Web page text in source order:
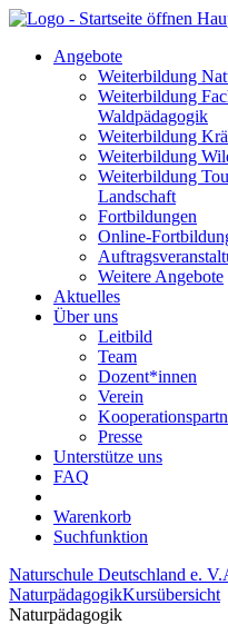
Angebote
Weiterbildung
Weiterbildung
Waldpädagogik
Weiterbildung
Weiterbildung
Weiterbildung
Landschaft
Fortbildungen
Online-
Weitere Angebote
Aktuelles
Über uns
Leitbild
Team
Dozent*innen
Verein
Presse
Unterstütze uns
FAQ
Warenkorb
Suchfunktion
Naturschule Deutschland e. V.
NaturpädagogikKursübersicht
Naturpädagogik